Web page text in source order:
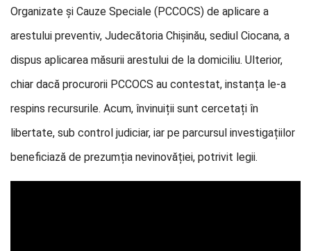
Organizate și Cauze Speciale (PCCOCS) de aplicare a
arestului preventiv, Judecătoria Chișinău, sediul Ciocana, a
dispus aplicarea măsurii arestului de la domiciliu. Ulterior,
chiar dacă procurorii PCCOCS au contestat, instanța le-a
respins recursurile. Acum, învinuiții sunt cercetați în
libertate, sub control judiciar, iar pe parcursul investigațiilor
beneficiază de prezumția nevinovăției, potrivit legii.